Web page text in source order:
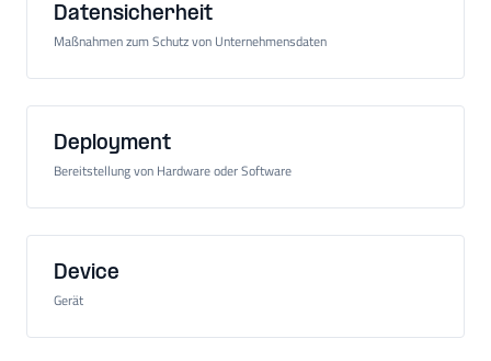
Datensicherheit
Maßnahmen zum Schutz von Unternehmensdaten
Deployment
Bereitstellung von Hardware oder Software
Device
Gerät